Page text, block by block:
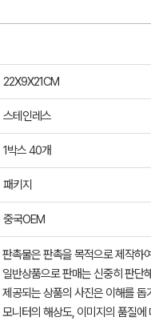
22X9X21CM
스테인레스
1박스 40개
패키지
중국OEM
판촉물은 판촉을 목적으로 제작하
일반상품으로 판매는 신중히 판단
제공되는 상품의 사진은 이해를
모니터의 해상도, 이미지의 품질